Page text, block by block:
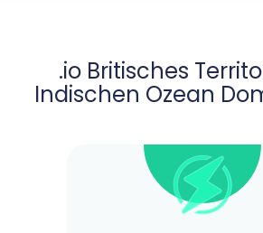
.io Britisches
Indischen Ozean